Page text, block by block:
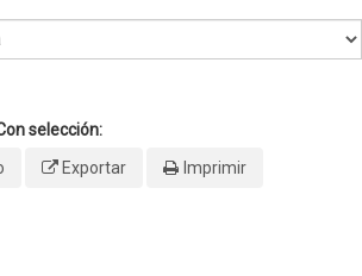
selección:
Exportar Imprimir